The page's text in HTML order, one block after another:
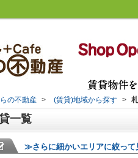
の不動産 > (賃貸)地域から探す >
一覧
≫さらに細かいエリアに絞って